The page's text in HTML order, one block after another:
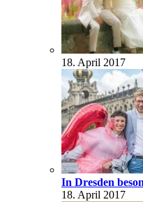
18. April 2017
In Dresden
18. April 2017